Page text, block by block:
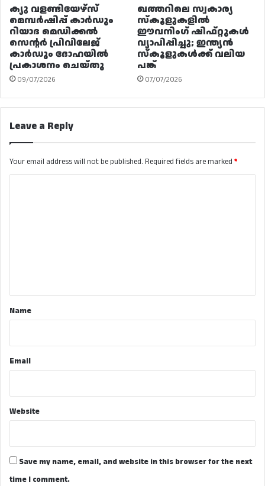
ക്യു വളണ്ടിയേഴ്‌സ്
മെമ്പർഷിപ്പ് കാർഡും
റിയാദ മെഡിക്കൽ
സെന്റർ പ്രിവിലേജ്
കാർഡും ദോഹയിൽ
പ്രകാശനം ചെയ്തു
09/07/2026
ഖത്തറിലെ സ്വകാര്യ
സ്കൂളുകളിൽ
ഈവനിംഗ് ഷിഫ്റ്റുകൾ
വ്യാപിപ്പിച്ചു; ഇന്ത്യൻ
സ്കൂളുകൾക്ക് വലിയ
പങ്ക്
07/07/2026
Leave a Reply
Your email address will not be published. Required fields are marked *
*Name
Email
Website
Save my name, email, and website in this browser for the next
time I comment.